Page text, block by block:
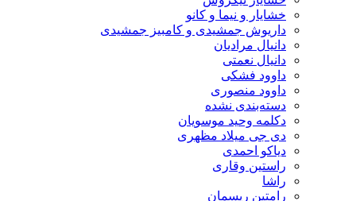
خشایار و نیما و کانو
داریوش جمشیدی و کامبیز جمشیدی
دانیال مرادیان
دانیال نعمتی
داوود فشکی
داوود منصوری
دسته‌بندی نشده
دکلمه وحید موسویان
دی جی میلاد مظهری
دیاکو احمدی
راستین وقاری
راشا
رامتین ریسمان